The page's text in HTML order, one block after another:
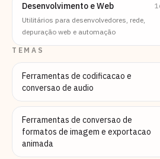
Desenvolvimento e Web
Utilitários para desenvolvedores, rede,
depuração web e automação
TEMAS
Ferramentas de codificacao e
conversao de audio
Ferramentas de conversao de
formatos de imagem e exportacao
animada